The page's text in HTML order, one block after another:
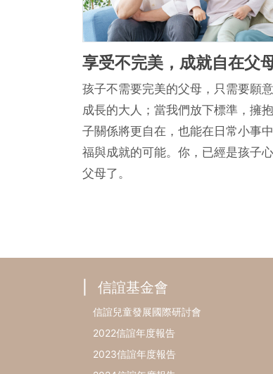
享受不完美，成就自在父
孩子不需要完美的父母，只需要願
成長的大人；當我們放下標準，擁
子關係將更自在，也能在日常小事
福與成就的可能。你，已經是孩子
父母了。
信誼基金會
信誼兒童發展國際研討會
2022信誼年度報告
2023信誼年度報告